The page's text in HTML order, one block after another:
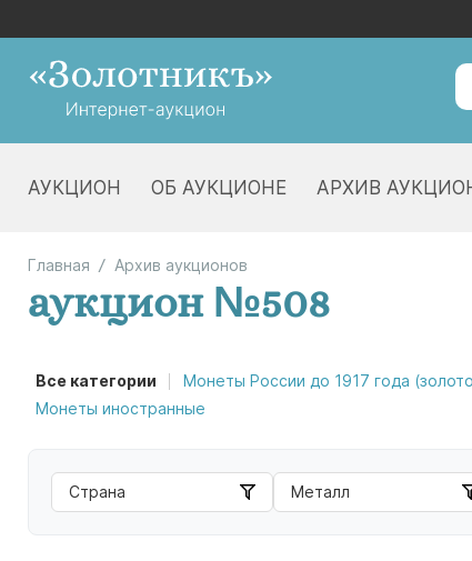
АУКЦИОН ОБ АУКЦИОНЕ АРХИВ
Главная Архив аукционов
аукцион №508
Все категории Монеты России до 1917 года
Монеты иностранные
Страна Металл